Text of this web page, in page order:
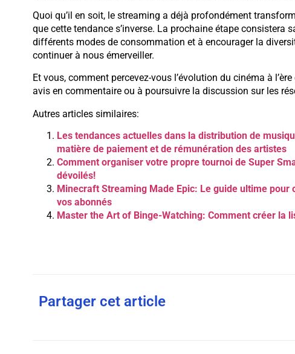
Quoi qu’il en soit, le streaming a déjà profondément
que cette tendance s’inverse. La prochaine étape consistera
différents modes de consommation et à encourager la
continuer à nous émerveiller.
Et vous, comment percevez-vous l’évolution du cinéma à
avis en commentaire ou à poursuivre la discussion sur les
Autres articles similaires:
Les tendances actuelles dans la distribution de
matière de paiement et de rémunération des artistes
Comment organiser votre propre tournoi de Super
dévoilés!
Minecraft Streaming Made Epic: Le guide ultime pour
vos abonnés
Master the Art of Binge-Watching: Comment créer la
Partager cet article